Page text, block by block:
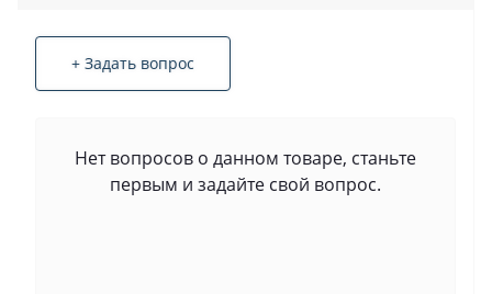
+ Задать вопрос
Нет вопросов о данном товаре, станьте
первым и задайте свой вопрос.